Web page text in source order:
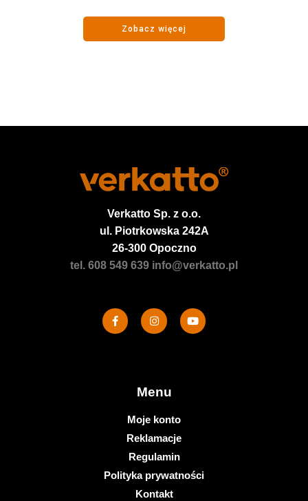
Zobacz więcej
Verkatto Sp. z o.o.
ul. Piotrkowska 242A
26-300 Opoczno
tel. 608 549 639 info@verkatto.pl
Menu
Moje konto
Reklamacje
Regulamin
Polityka prywatności
Kontakt